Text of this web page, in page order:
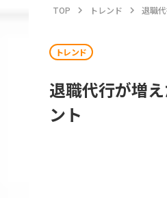
TOP keyboard_arrow_right トレンド keyboard_arrow_right 退職
トレンド
退職代行が増
ント